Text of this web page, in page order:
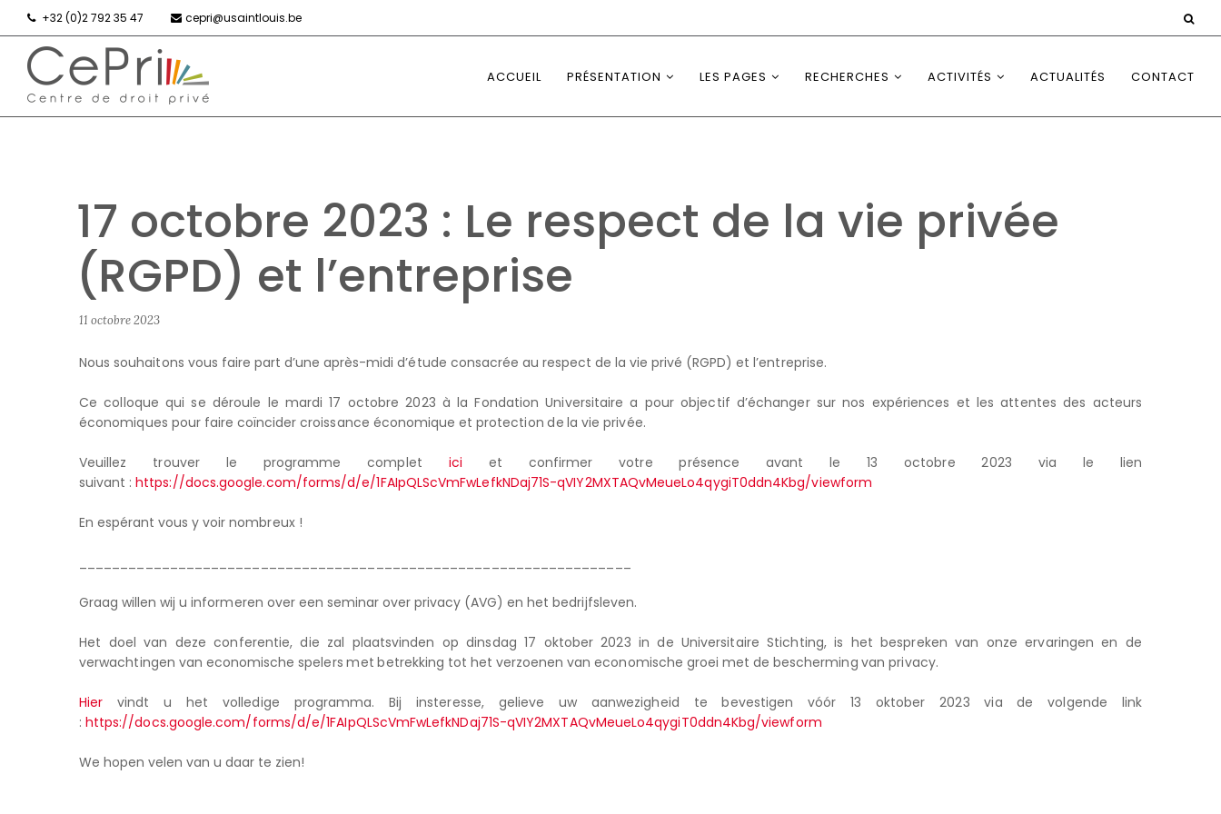
+32 (0)2 792 35 47 cepri@usaintlouis.be
ACCUEIL PRÉSENTATION LES PAGES RECHERCHES ACTIVITÉS ACTUALITÉS CONTACT
17 octobre 2023 : Le respect de la vie privée
(RGPD) et l’entreprise
11 octobre 2023
Nous souhaitons vous faire part d’une après-midi d’étude consacrée au respect de la vie privé (RGPD) et l’entreprise.
Ce colloque qui se déroule le mardi 17 octobre 2023 à la Fondation Universitaire a pour objectif d’échanger sur nos expériences et les attentes des acteurs
économiques pour faire coïncider croissance économique et protection de la vie privée.
Veuillez trouver le programme complet ici et confirmer votre présence avant le 13 octobre 2023 via le lien
suivant :https://docs.google.com/forms/d/e/1FAIpQLScVmFwLefkNDaj71S-qVIY2MXTAQvMeueLo4qygiT0ddn4Kbg/viewform
En espérant vous y voir nombreux !
Graag willen wij u informeren over een seminar over privacy (AVG) en het bedrijfsleven.
Het doel van deze conferentie, die zal plaatsvinden op dinsdag 17 oktober 2023 in de Universitaire Stichting, is het bespreken van onze ervaringen en de
verwachtingen van economische spelers met betrekking tot het verzoenen van economische groei met de bescherming van privacy.
Hier vindt u het volledige programma. Bij insteresse, gelieve uw aanwezigheid te bevestigen vóór 13 oktober 2023 via de volgende link
: https://docs.google.com/forms/d/e/1FAIpQLScVmFwLefkNDaj71S-qVIY2MXTAQvMeueLo4qygiT0ddn4Kbg/viewform
We hopen velen van u daar te zien!